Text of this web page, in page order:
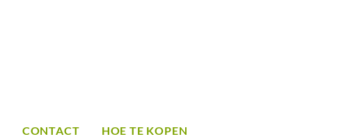
CONTACT HOE TE KOPEN